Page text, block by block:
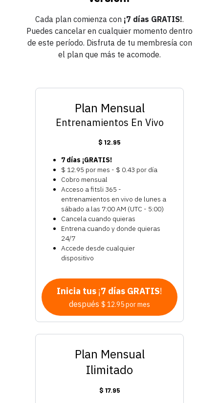
Cada plan comienza con ¡7 días GRATIS!.
Puedes cancelar en cualquier momento dentro
de este período. Disfruta de tu membresía con
el plan que más te acomode.
Plan Mensual
Entrenamientos En Vivo
$ 12.95
7 días ¡GRATIS!
$ 12.95 por mes - $ 0.43 por día
Cobro mensual
Acceso a fitsli 365 -
entrenamientos en vivo de lunes a
sábado a las 7:00 AM (UTC - 5:00)
Cancela cuando quieras
Entrena cuando y donde quieras
24/7
Accede desde cualquier
dispositivo
Inicia tus ¡7 días GRATIS!
después $ 12.95 por mes
Plan Mensual
Ilimitado
$ 17.95